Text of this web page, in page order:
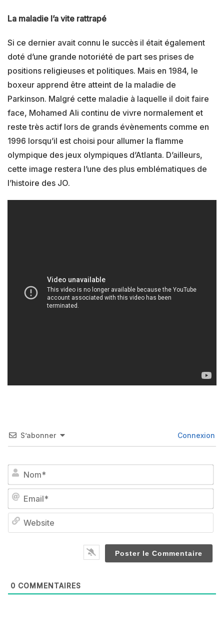
La maladie l’a vite rattrapé
Si ce dernier avait connu le succès il était également
doté d’une grande notoriété de part ses prises de
positions religieuses et politiques. Mais en 1984, le
boxeur apprend être atteint de la maladie de
Parkinson. Malgré cette maladie à laquelle il doit faire
face, Mohamed Ali continu de vivre normalement et
reste très actif lors de grands évènements comme en
1996 lorsqu’il est choisi pour allumer la flamme
olympique des jeux olympiques d’Atlanta. D’ailleurs,
cette image restera l’une des plus emblématiques de
l’histoire des JO.
S’abonner Connexion
0 COMMENTAIRES